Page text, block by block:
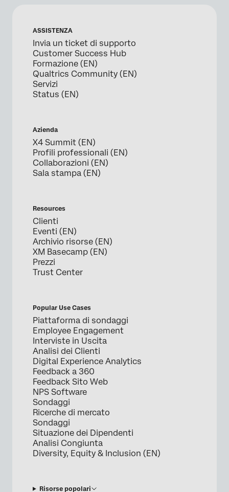
ASSISTENZA
Invia un ticket di supporto
Customer Success Hub
Formazione (EN)
Qualtrics Community (EN)
Servizi
Status (EN)
Azienda
X4 Summit (EN)
Profili professionali (EN)
Collaborazioni (EN)
Sala stampa (EN)
Resources
Clienti
Eventi (EN)
Archivio risorse (EN)
XM Basecamp (EN)
Prezzi
Trust Center
Popular Use Cases
Piattaforma di sondaggi
Employee Engagement
Interviste in Uscita
Analisi dei Clienti
Digital Experience Analytics
Feedback a 360
Feedback Sito Web
NPS Software
Sondaggi
Ricerche di mercato
Sondaggi
Situazione dei Dipendenti
Analisi Congiunta
Diversity, Equity & Inclusion (EN)
Risorse popolari